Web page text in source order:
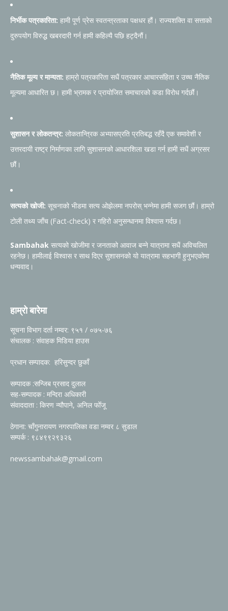
निर्भीक पत्रकारिता: हामी पूर्ण प्रेस स्वतन्त्रताका पक्षधर हौं। राज्यशक्ति वा सत्ताको
दुरुपयोग विरुद्ध खबरदारी गर्न हामी कहिल्यै पछि हट्दैनौं।
नैतिक मूल्य र मान्यता: हाम्रो पत्रकारिता सधैं पत्रकार आचारसंहिता र उच्च नैतिक
मूल्यमा आधारित छ। हामी भ्रामक र प्रायोजित समाचारको कडा विरोध गर्दछौं।
सुशासन र लोकतन्त्र: लोकतान्त्रिक अभ्यासप्रति प्रतिबद्ध रहँदै एक समावेशी र
उत्तरदायी राष्ट्र निर्माणका लागि सुशासनको आधारशिला खडा गर्न हामी सधैं अग्रसर
छौं।
सत्यको खोजी: सूचनाको भीडमा सत्य ओझेलमा नपरोस् भन्नेमा हामी सजग छौं। हाम्रो
टोली तथ्य जाँच (Fact-check) र गहिरो अनुसन्धानमा विश्वास गर्दछ।
Sambahak सत्यको खोजीमा र जनताको आवाज बन्ने यात्रामा सधैं अविचलित
रहनेछ। हामीलाई विश्वास र साथ दिएर सुशासनको यो यात्रामा सहभागी हुनुभएकोमा
धन्यवाद।
हाम्रो बारेमा
सूचना विभाग दर्ता नम्वर: ९५१ / ०७५-७६
संचालक : संवाहक मिडिया हाउस
प्रधान सम्पादक: हरिसुन्दर छुकाँ
सम्पादक :सन्जिब प्रसाद दुलाल
सह-सम्पादक : मन्दिरा अधिकारी
संवाददाता : किरण न्यौपाने, अनिल फोँजू
ठेगाना: चाँगुनारायण नगरपालिका वडा नम्वर ८ सुडाल
सम्पर्क : ९८४९९२९३२६
newssambahak@gmail.com